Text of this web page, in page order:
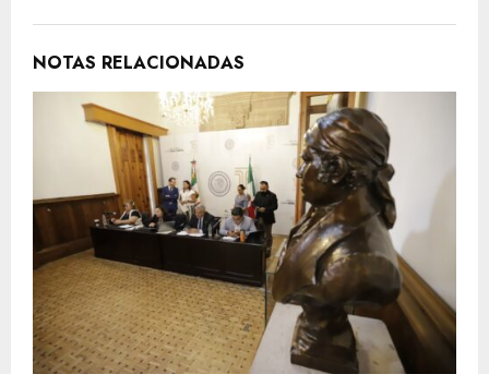
NOTAS RELACIONADAS